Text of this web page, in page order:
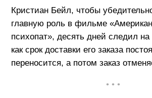
Кристиан Бейл, чтобы
главную роль в фильме
психопат», десять дней следил
как срок доставки его заказа
переносится, а потом заказ
• • •